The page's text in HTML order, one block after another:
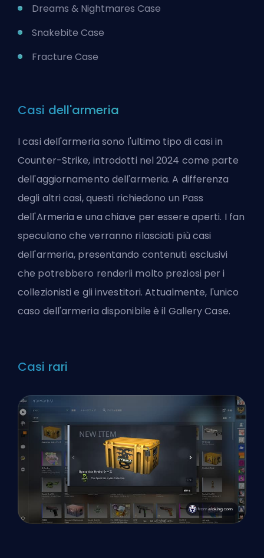
Dreams & Nightmares Case
Snakebite Case
Fracture Case
Casi dell'armeria
I casi dell'armeria sono l'ultimo tipo di casi in
Counter-Strike, introdotti nel 2024 come parte
dell'aggiornamento dell'armeria. A differenza
degli altri casi, questi richiedono un Pass
dell'Armeria e una chiave per essere aperti. I fan
speculano che verranno rilasciati più casi
dell'armeria, presentando contenuti esclusivi
che potrebbero renderli molto preziosi per i
collezionisti e gli investitori. Attualmente, l'unico
caso dell'armeria disponibile è il Gallery Case.
Casi rari